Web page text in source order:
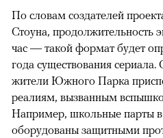
По словам создателей
Стоуна, продолжительность
час — такой формат будет
года существования
жители Южного Парка
реалиям, вызванным
Например, школьные парты
оборудованы защитными